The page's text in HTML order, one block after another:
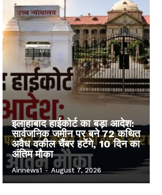
इलाहाबाद हाईकोर्ट का बड़ा आदेश:
सार्वजनिक जमीन पर बने 72 कथित
अवैध वकील चैंबर हटेंगे, 10 दिन का
अंतिम मौका
Ainnews1 - August 7, 2026